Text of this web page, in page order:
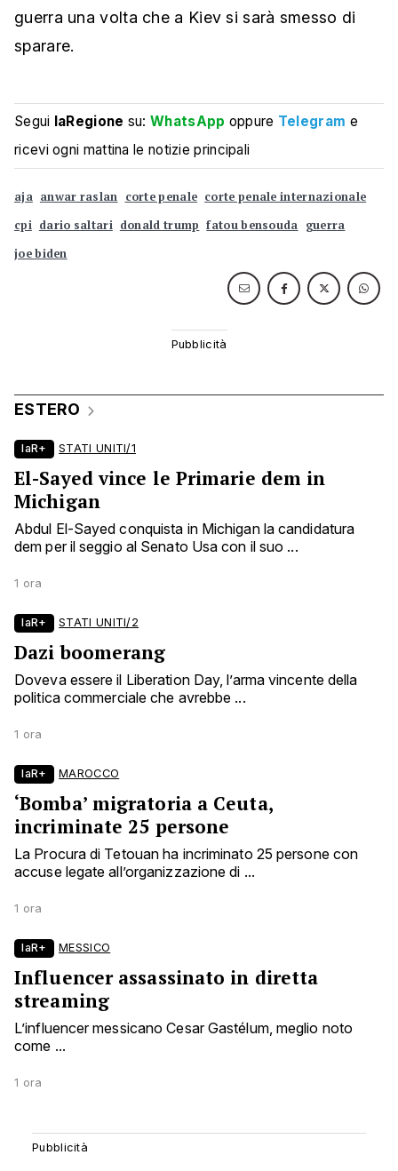
guerra una volta che a Kiev si sarà smesso di
sparare.
Segui laRegione su:WhatsApp oppure Telegram e
ricevi ogni mattina le notizie principali
aja anwar raslan corte penale corte penale internazionale
cpi dario saltari donald trump fatou bensouda guerra
joe biden
ESTERO
laR+ STATI UNITI/1
El-Sayed vince le Primarie dem in
Michigan
Abdul El-Sayed conquista in Michigan la candidatura
dem per il seggio al Senato Usa con il suo ...
1 ora
laR+ STATI UNITI/2
Dazi boomerang
Doveva essere il Liberation Day, l’arma vincente della
politica commerciale che avrebbe ...
1 ora
laR+ MAROCCO
‘Bomba’ migratoria a Ceuta,
incriminate 25 persone
La Procura di Tetouan ha incriminato 25 persone con
accuse legate all’organizzazione di ...
1 ora
laR+ MESSICO
Influencer assassinato in diretta
streaming
L’influencer messicano Cesar Gastélum, meglio noto
come ...
1 ora